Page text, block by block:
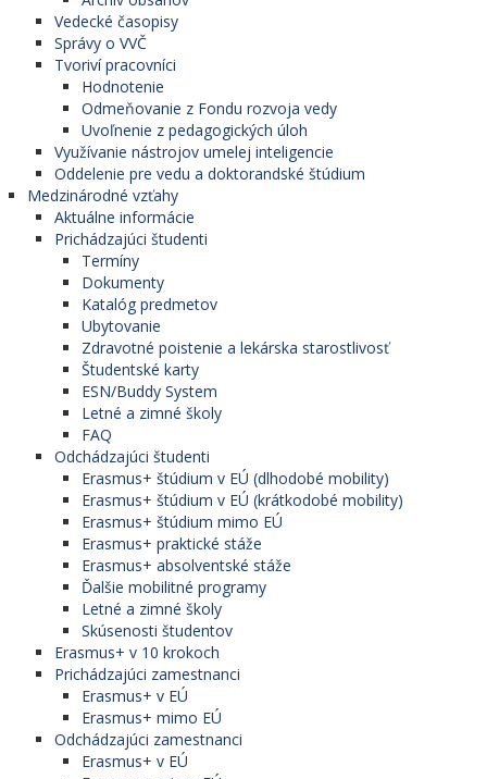
Vedecké časopisy
Správy o VVČ
Tvoriví pracovníci
Hodnotenie
Odmeňovanie z Fondu rozvoja vedy
Uvoľnenie z pedagogických úloh
Využívanie nástrojov umelej inteligencie
Oddelenie pre vedu a doktorandské štúdium
Medzinárodné vzťahy
Aktuálne informácie
Prichádzajúci študenti
Termíny
Dokumenty
Katalóg predmetov
Ubytovanie
Zdravotné poistenie a lekárska starostlivosť
Študentské karty
ESN/Buddy System
Letné a zimné školy
FAQ
Odchádzajúci študenti
Erasmus+ štúdium v EÚ (dlhodobé mobility)
Erasmus+ štúdium v EÚ (krátkodobé mobility)
Erasmus+ štúdium mimo EÚ
Erasmus+ praktické stáže
Erasmus+ absolventské stáže
Ďalšie mobilitné programy
Letné a zimné školy
Skúsenosti študentov
Erasmus+ v 10 krokoch
Prichádzajúci zamestnanci
Erasmus+ v EÚ
Erasmus+ mimo EÚ
Odchádzajúci zamestnanci
Erasmus+ v EÚ